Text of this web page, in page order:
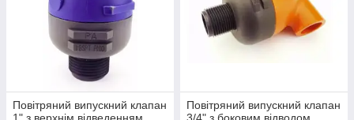
Повітряний випускний клапан
Повітряний випускний клапан